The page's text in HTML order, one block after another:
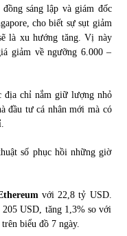
sáng lập và giám đốc
cho biết sự sụt giảm
là xu hướng tăng. Vị này
giảm về ngưỡng 6.000 –
địa chỉ nắm giữ lượng nhỏ
đầu tư cá nhân mới mà có
số phục hồi những giờ
với 22,8 tỷ USD.
USD, tăng 1,3% so với
biểu đồ 7 ngày.